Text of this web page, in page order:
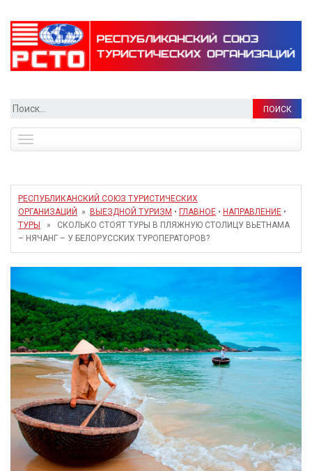
Найти:
navigation
РЕСПУБЛИКАНСКИЙ СОЮЗ ТУРИСТИЧЕСКИХ
ОРГАНИЗАЦИЙ
» ВЫЕЗДНОЙ ТУРИЗМ • ГЛАВНОЕ • НАПРАВЛЕНИЕ •
ТУРЫ
» СКОЛЬКО СТОЯТ ТУРЫ В ПЛЯЖНУЮ СТОЛИЦУ ВЬЕТНАМА
– НЯЧАНГ – У БЕЛОРУССКИХ ТУРОПЕРАТОРОВ?